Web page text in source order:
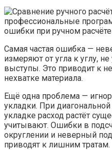
Самая частая ошибка —
измеряют от угла к углу,
выступы. Это приводит к
нехватке материала.
Ещё одна проблема —
укладки. При
укладке расход растёт
учитывают. Ошибки в
округлении и неверный
приводят к лишним тратам.